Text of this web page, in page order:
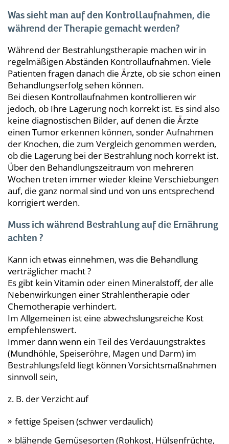
Was sieht man auf den Kontrollaufnahmen, die
während der Therapie gemacht werden?
Während der Bestrahlungstherapie machen wir in
regelmäßigen Abständen Kontrollaufnahmen. Viele
Patienten fragen danach die Ärzte, ob sie schon einen
Behandlungserfolg sehen können.
Bei diesen Kontrollaufnahmen kontrollieren wir
jedoch, ob Ihre Lagerung noch korrekt ist. Es sind also
keine diagnostischen Bilder, auf denen die Ärzte
einen Tumor erkennen können, sonder Aufnahmen
der Knochen, die zum Vergleich genommen werden,
ob die Lagerung bei der Bestrahlung noch korrekt ist.
Über den Behandlungszeitraum von mehreren
Wochen treten immer wieder kleine Verschiebungen
auf, die ganz normal sind und von uns entsprechend
korrigiert werden.
Muss ich während Bestrahlung auf die Ernährung
achten ?
Kann ich etwas einnehmen, was die Behandlung
verträglicher macht ?
Es gibt kein Vitamin oder einen Mineralstoff, der alle
Nebenwirkungen einer Strahlentherapie oder
Chemotherapie verhindert.
Im Allgemeinen ist eine abwechslungsreiche Kost
empfehlenswert.
Immer dann wenn ein Teil des Verdauungstraktes
(Mundhöhle, Speiseröhre, Magen und Darm) im
Bestrahlungsfeld liegt können Vorsichtsmaßnahmen
sinnvoll sein,
z. B. der Verzicht auf
fettige Speisen (schwer verdaulich)
blähende Gemüsesorten (Rohkost, Hülsenfrüchte,